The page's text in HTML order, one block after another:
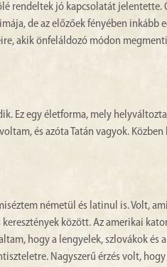
rendeltek jó kapcsolatát jelentette.
de az előzőek fényében inkább
akik önfeláldozó módon
Ez egy életforma, mely
és azóta Tatán vagyok.
németül és latinul is. Volt,
között. Az amerikai
hogy a lengyelek, szlovákok és
Nagyszerű érzés volt,